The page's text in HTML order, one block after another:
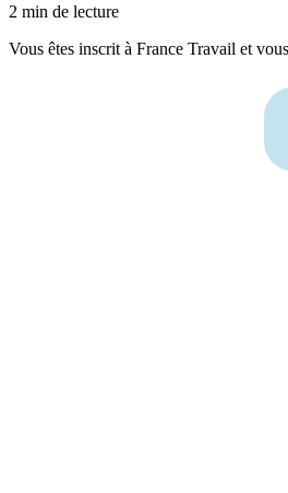
2 min de lecture
Vous êtes inscrit à France Travail et